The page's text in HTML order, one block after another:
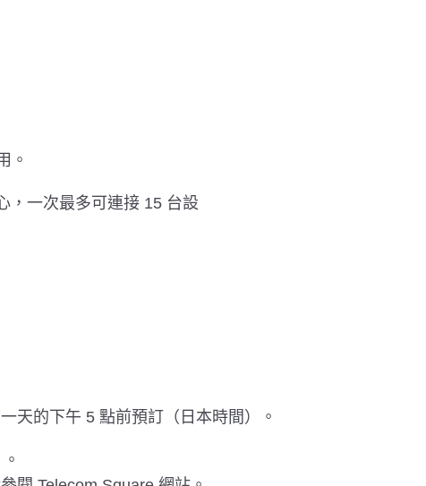
。
，一次最多可連接 15 台設
天的下午 5 點前預訂（日本時間）。
。